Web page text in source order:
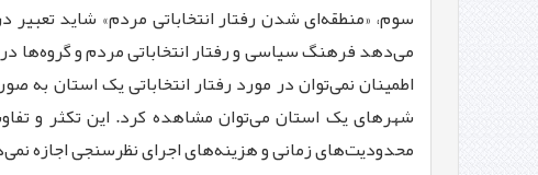
سوم، «منطقه‌ای شدن رفتار انتخاباتی مردم» شاید
می‌دهد فرهنگ سیاسی و رفتار انتخاباتی مردم و گروه‌ها
اطمینان نمی‌توان در مورد رفتار انتخاباتی یک
شهرهای یک استان می‌توان مشاهده کرد. این تکثر و
محدودیت‌های زمانی و هزینه‌های اجرای نظرسنجی اجازه